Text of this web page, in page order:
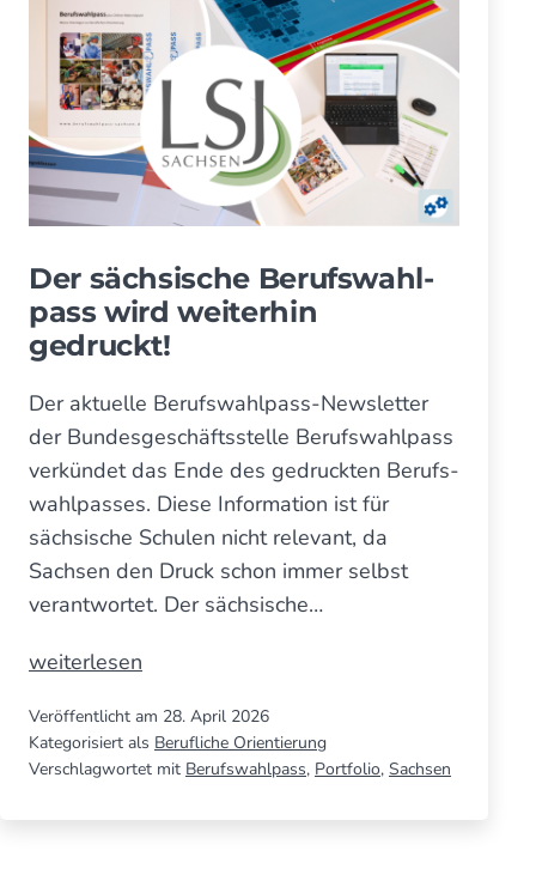
Der sächsische Berufs­wahl­
pass wird weiter­hin
gedruckt!
Der aktuelle Berufswahlpass-News­letter
der Bundes­geschäfts­stelle Berufs­wahl­pass
verkündet das Ende des gedruckten Berufs­
wahl­passes. Diese Information ist für
sächsische Schulen nicht relevant, da
Sachsen den Druck schon immer selbst
verantwortet. Der sächsische…
Der
Berufs­
wahl­
wird
weiterlesen
Veröffentlicht am 28. April 2026
Kategorisiert als Berufliche Orientierung
Verschlagwortet mit Berufswahlpass, Portfolio, Sachsen